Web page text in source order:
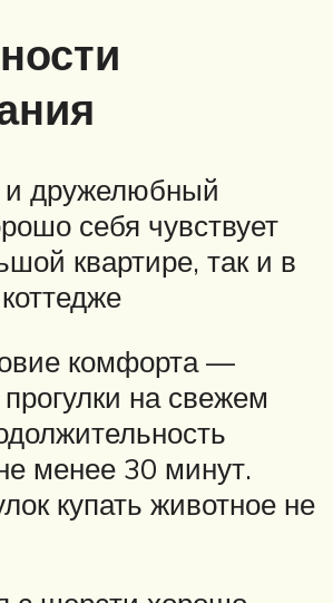
и дружелюбный
себя чувствует
квартире, так и в
комфорта —
на свежем
менее 30 минут.
купать животное не